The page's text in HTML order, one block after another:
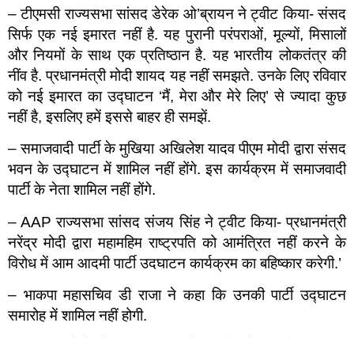
– टीएमसी राज्यसभा सांसद डेरेक ओ’ब्रायन ने ट्वीट किया- संसद
सिर्फ एक नई इमारत नहीं है. यह पुरानी परंपराओं, मूल्यों, मिसालों
और नियमों के साथ एक प्रतिष्ठान है. यह भारतीय लोकतंत्र की
नींव है. प्रधानमंत्री मोदी शायद यह नहीं समझते. उनके लिए रविवार
को नई इमारत का उद्घाटन ‘मैं, मेरा और मेरे लिए’ से ज्यादा कुछ
नहीं है, इसलिए हमें इससे बाहर ही समझें.
– समाजवादी पार्टी के मुखिया अखिलेश यादव पीएम मोदी द्वारा संसद
भवन के उद्घाटन में शामिल नहीं होंगे. इस कार्यक्रम में समाजवादी
पार्टी के नेता शामिल नहीं होंगे.
– AAP राज्यसभा सांसद संजय सिंह ने ट्वीट किया- प्रधानमंत्री
नरेंद्र मोदी द्वारा महामहिम राष्ट्रपति को आमंत्रित नहीं करने के
विरोध में आम आदमी पार्टी उदघाटन कार्यक्रम का बहिष्कार करेगी.’
– भाकपा महासचिव डी राजा ने कहा कि उनकी पार्टी उद्घाटन
समारोह में शामिल नहीं होगी.